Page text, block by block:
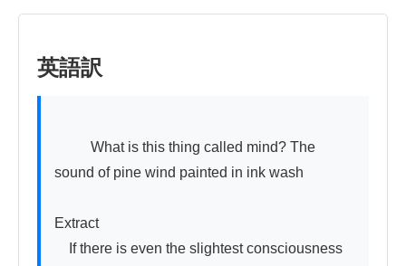
英語訳
sound of pine wind painted in ink wash
Extract
If there is even the slightest consciousness